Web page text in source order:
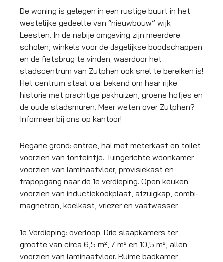
De woning is gelegen in een rustige buurt in het
westelijke gedeelte van “nieuwbouw” wijk
Leesten. In de nabije omgeving zijn meerdere
scholen, winkels voor de dagelijkse boodschappen
en de fietsbrug te vinden, waardoor het
stadscentrum van Zutphen ook snel te bereiken is!
Het centrum staat o.a. bekend om haar rijke
historie met prachtige pakhuizen, groene hofjes en
de oude stadsmuren. Meer weten over Zutphen?
Informeer bij ons op kantoor!
Begane grond: entree, hal met meterkast en toilet
voorzien van fonteintje. Tuingerichte woonkamer
voorzien van laminaatvloer, provisiekast en
trapopgang naar de 1e verdieping. Open keuken
voorzien van inductiekookplaat, afzuigkap, combi-
magnetron, koelkast, vriezer en vaatwasser.
1e Verdieping: overloop. Drie slaapkamers ter
grootte van circa 6,5 m², 7 m² en 10,5 m², allen
voorzien van laminaatvloer. Ruime badkamer